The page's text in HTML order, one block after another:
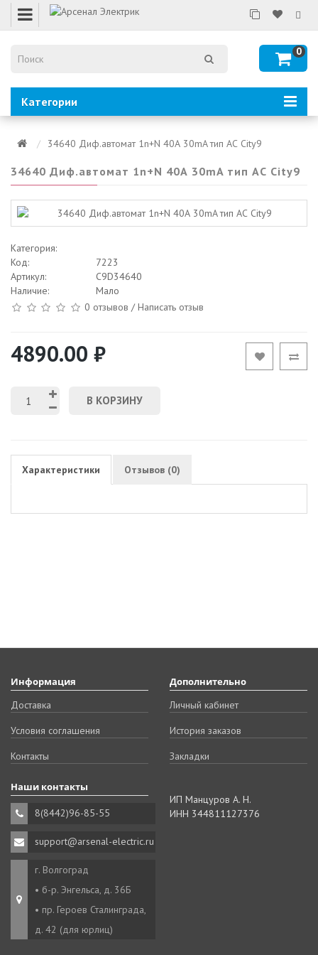
0
Категории
34640 Диф.автомат 1n+N 40А 30mA тип АС City9
34640 Диф.автомат 1n+N 40А 30mA тип АС City9
Категория:
Код:
7223
Артикул:
C9D34640
Наличие:
Мало
0 отзывов /Написать отзыв
4890.00 ₽
В КОРЗИНУ
Характеристики Отзывов (0)
Информация
Доставка
Условия соглашения
Контакты
Дополнительно
Личный кабинет
История заказов
Закладки
Наши контакты
8(8442)96-85-55
support@arsenal-electric.ru
г. Волгоград
• б-р. Энгельса, д. 36Б
• пр. Героев Сталинграда,
д. 42 (для юрлиц)
ИП Манцуров А. Н.
ИНН 344811127376